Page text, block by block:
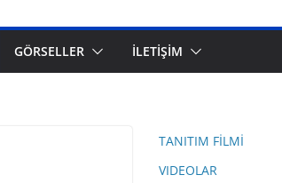
GÖRSELLER İLETİŞİM
TANITIM FİLMİ
VIDEOLAR